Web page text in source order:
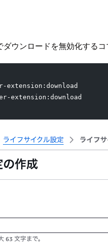
ウンロードを無効化する
extension:download
extension:download